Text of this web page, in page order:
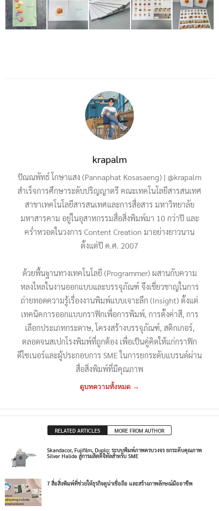
krapalm
ปัณณพัทธ์ โกษาแสง (Pannaphat Kosasaeng) | @krapalm
สำเร็จการศึกษาระดับปริญญาตรี คณะเทคโนโลยีสารสนเทศ
สาขาเทคโนโลยีสารสนเทศและการสื่อสาร มหาวิทยาลัย
มหาสารคาม อยู่ในอุสาหกรรมสื่อสิ่งพิมพ์มา 10 กว่าปี และ
คร่ำหวอดในวงการ Content Creation มาอย่างยาวนาน
ตั้งแต่ปี ค.ศ. 2007
ด้วยพื้นฐานทางเทคโนโลยี (Programmer) ผสานกับความ
หลงไหลในงานออกแบบและบรรจุภัณฑ์ จึงเชี่ยวชาญในการ
ถ่ายทอดความรู้เรื่องงานพิมพ์แบบเจาะลึก (Insight) ตั้งแต่
เทคนิคการออกแบบกราฟิกเพื่อการพิมพ์, การตั้งค่าสี, การ
เลือกประเภทกระดาษ, โครงสร้างบรรจุภัณฑ์, สติกเกอร์,
ตลอดจนสเปกโรงพิมพ์ที่ถูกต้อง เพื่อเป็นคู่คิดให้แก่กราฟิก
ดีไซเนอร์และผู้ประกอบการ SME ในการยกระดับแบรนด์ผ่าน
สื่อสิ่งพิมพ์ที่มีคุณภาพ
ดูบทความทั้งหมด →
RELATED ARTICLES MORE FROM AUTHOR
Skandacor, Fujifilm, Duplo: ระบบพิมพ์ภาพครบวงจร ยกระดับคุณภาพ
Silver Halide สู่การผลิตดิจิทัลสำหรับ SME
7 สื่อสิ่งพิมพ์ที่ช่วยให้ธุรกิจดูน่าเชื่อถือ และสร้างภาพลักษณ์มืออาชีพ